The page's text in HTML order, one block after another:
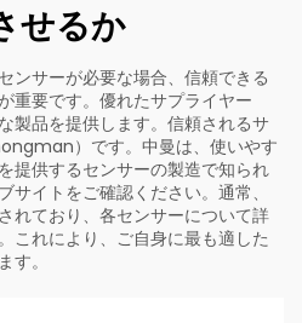
せるか
ンサーが必要な場合、信頼できる
重要です。優れたサプライヤー
製品を提供します。信頼されるサ
）です。中曼は、使いやす
提供するセンサーの製造で知られ
イトをご確認ください。通常、
れており、各センサーについて詳
これにより、ご自身に最も適した
す。